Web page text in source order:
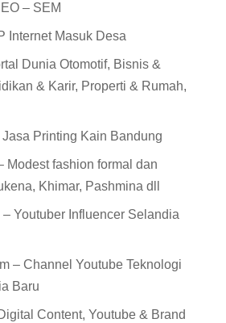
– SEM
Internet Masuk Desa
Dunia Otomotif, Bisnis &
& Karir, Properti & Rumah,
Printing Kain Bandung
Modest fashion formal dan
Khimar, Pashmina dll
Youtuber Influencer Selandia
– Channel Youtube Teknologi
Baru
Content, Youtube & Brand